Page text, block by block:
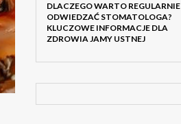
DLACZEGO WARTO REGULARNIE
ODWIEDZAĆ STOMATOLOGA?
KLUCZOWE INFORMACJE DLA
ZDROWIA JAMY USTNEJ